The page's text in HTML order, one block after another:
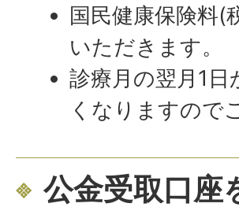
国民健康保険料(
いただきます。
診療月の翌月1日
くなりますので
公金受取口座